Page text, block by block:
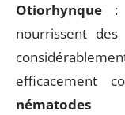
Otiorhynque :
nourrissent
efficacement
nématodes